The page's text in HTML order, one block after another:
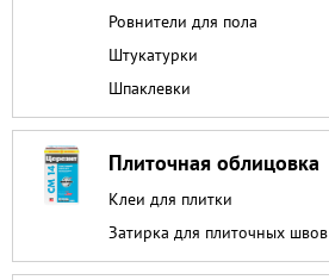
Ровнители для пола
Штукатурки
Шпаклевки
Плиточная облицовка
Клеи для плитки
Затирка для плиточных швов